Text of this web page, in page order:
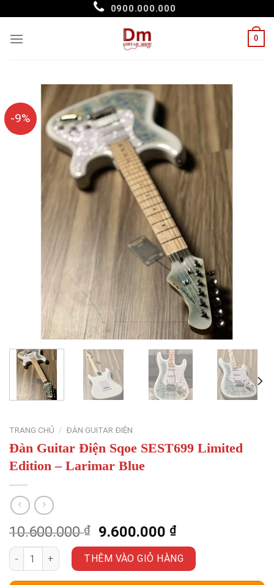
content
0900.000.000
0
-9%
TRANG CHỦ / ĐÀN GUITAR ĐIỆN
Đàn Guitar Điện Sqoe SEST699 Limited
Edition – Larimar Blue
10.600.000₫
Giá
gốc
là:
10.600.000 ₫.
9.600.000 ₫Giá
hiện
tại
là:
Đàn Guitar Điện Sqoe SEST699 Limited Edition – Larimar
THÊM VÀO GIỎ HÀNG